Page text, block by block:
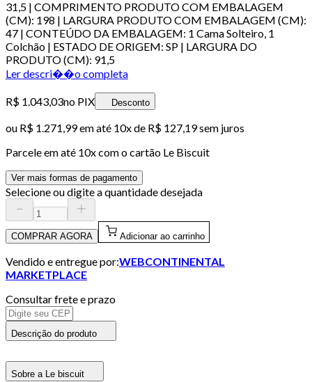
31,5 | COMPRIMENTO PRODUTO COM EMBALAGEM
(CM): 198 | LARGURA PRODUTO COM EMBALAGEM (CM):
47 | CONTEÚDO DA EMBALAGEM: 1 Cama Solteiro, 1
Colchão | ESTADO DE ORIGEM: SP | LARGURA DO
PRODUTO (CM): 91,5
Ler descri��o completa
R$ 1.043,03no PIX Desconto
ou R$ 1.271,99em até 10x de R$ 127,19 sem juros
Parcele em até 10x com o cartão Le Biscuit
Ver mais formas de pagamento
Selecione ou digite a quantidade desejada
COMPRAR AGORA Adicionar ao carrinho
Vendido e entregue por:WEBCONTINENTAL
MARKETPLACE
Consultar frete e prazo
Descrição do produto
Sobre a Le biscuit